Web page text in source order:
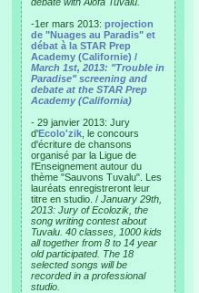
-1er mars 2013: projection
de "Nuages au Paradis" et
débat à la STAR Prep
Academy (Californie) /
March 1st, 2013: "Trouble in
Paradise" screening and
debate at the STAR Prep
Academy (California)
- 29 janvier 2013: Jury
d'Ecolo'zik , le concours
d'écriture de chansons
organisé par la Ligue de
l'Enseignement autour du
thème "Sauvons Tuvalu". Les
lauréats enregistreront leur
titre en studio. / January 29th,
2013: Jury of Ecolozik, the
song writing contest about
Tuvalu. 40 classes, 1000 kids
all together from 8 to 14 year
old participated. The 18
selected songs will be
recorded in a professional
studio.